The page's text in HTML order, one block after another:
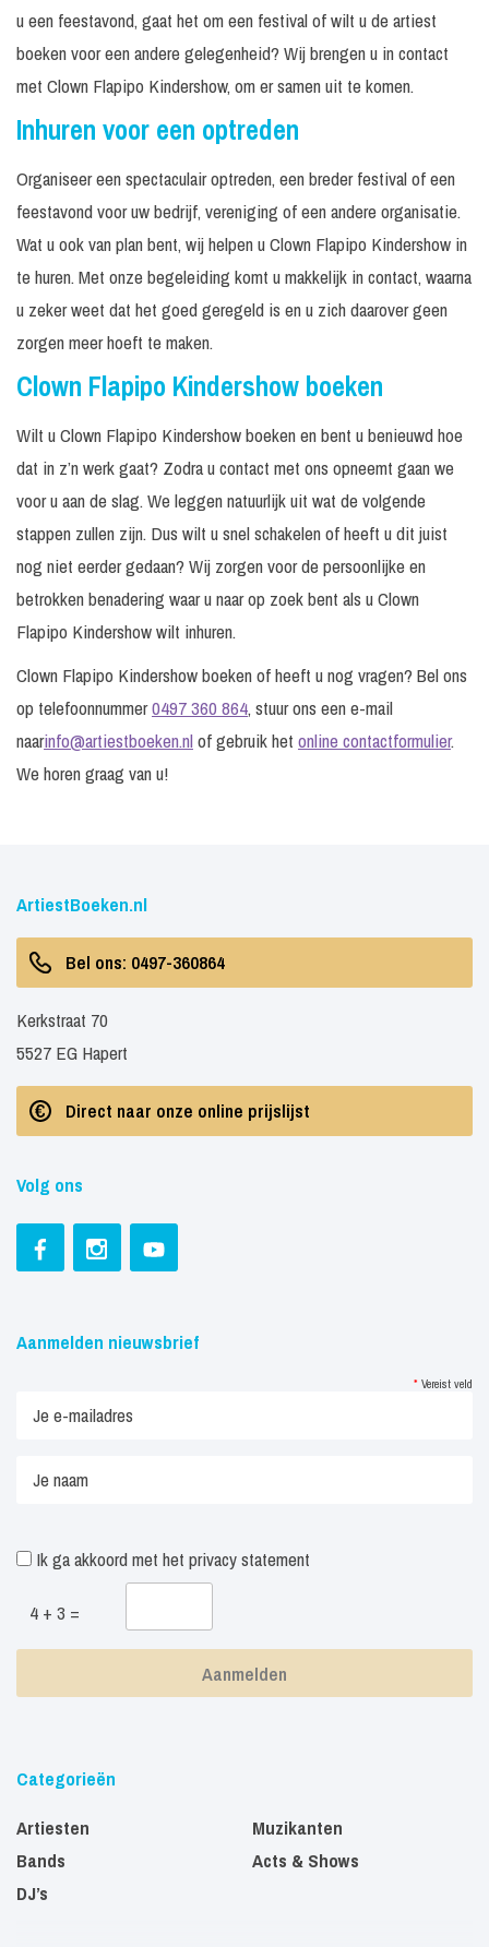
u een feestavond, gaat het om een festival of wilt u de artiest
boeken voor een andere gelegenheid? Wij brengen u in contact
met Clown Flapipo Kindershow, om er samen uit te komen.
Inhuren voor een optreden
Organiseer een spectaculair optreden, een breder festival of een
feestavond voor uw bedrijf, vereniging of een andere organisatie.
Wat u ook van plan bent, wij helpen u Clown Flapipo Kindershow in
te huren. Met onze begeleiding komt u makkelijk in contact, waarna
u zeker weet dat het goed geregeld is en u zich daarover geen
zorgen meer hoeft te maken.
Clown Flapipo Kindershow boeken
Wilt u Clown Flapipo Kindershow boeken en bent u benieuwd hoe
dat in z’n werk gaat? Zodra u contact met ons opneemt gaan we
voor u aan de slag. We leggen natuurlijk uit wat de volgende
stappen zullen zijn. Dus wilt u snel schakelen of heeft u dit juist
nog niet eerder gedaan? Wij zorgen voor de persoonlijke en
betrokken benadering waar u naar op zoek bent als u Clown
Flapipo Kindershow wilt inhuren.
Clown Flapipo Kindershow boeken of heeft u nog vragen? Bel ons
op telefoonnummer0497 360 864, stuur ons een e-mail
naarinfo@artiestboeken.nlof gebruik het online contactformulier.
We horen graag van u!
ArtiestBoeken.nl
Bel ons: 0497-360864
Kerkstraat 70
5527 EG Hapert
Direct naar onze online prijslijst
Volg ons
Aanmelden nieuwsbrief
* Vereist veld
Ik ga akkoord met het privacy statement
4 + 3 =
Categorieën
Artiesten
Bands
DJ’s
Muzikanten
Acts & Shows